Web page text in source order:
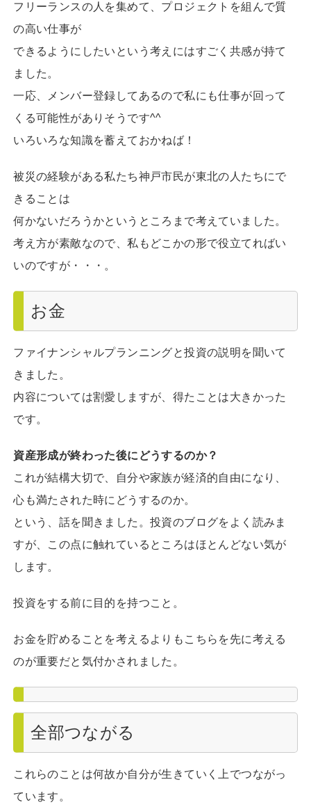
フリーランスの人を集めて、プロジェクトを組んで質
の高い仕事が
できるようにしたいという考えにはすごく共感が持て
ました。
一応、メンバー登録してあるので私にも仕事が回って
くる可能性がありそうです^^
いろいろな知識を蓄えておかねば！
被災の経験がある私たち神戸市民が東北の人たちにで
きることは
何かないだろうかというところまで考えていました。
考え方が素敵なので、私もどこかの形で役立てればい
いのですが・・・。
お金
ファイナンシャルプランニングと投資の説明を聞いて
きました。
内容については割愛しますが、得たことは大きかった
です。
資産形成が終わった後にどうするのか？
これが結構大切で、自分や家族が経済的自由になり、
心も満たされた時にどうするのか。
という、話を聞きました。投資のブログをよく読みま
すが、この点に触れているところはほとんどない気が
します。
投資をする前に目的を持つこと。
お金を貯めることを考えるよりもこちらを先に考える
のが重要だと気付かされました。
全部つながる
これらのことは何故か自分が生きていく上でつながっ
ています。